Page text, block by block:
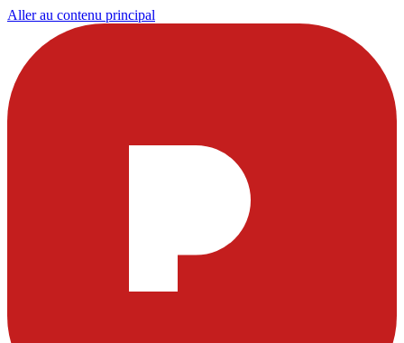
Aller au contenu principal